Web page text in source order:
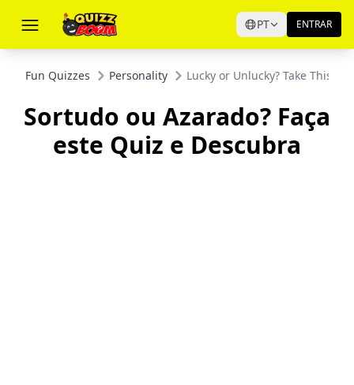
PT ENTRAR
Fun Quizzes Personality Lucky or Unlucky? Take This
Sortudo ou Azarado? Faça
este Quiz e Descubra